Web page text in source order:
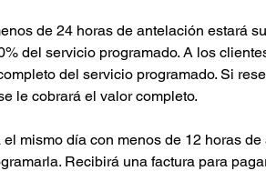
de 24 horas de antelación estará
del servicio programado. A los
del servicio programado. Si
le cobrará el valor completo.
mismo día con menos de 12 horas
Recibirá una factura para